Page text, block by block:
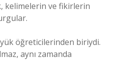
kelimelerin ve fikirlerin
öğreticilerinden biriydi.
aynı zamanda